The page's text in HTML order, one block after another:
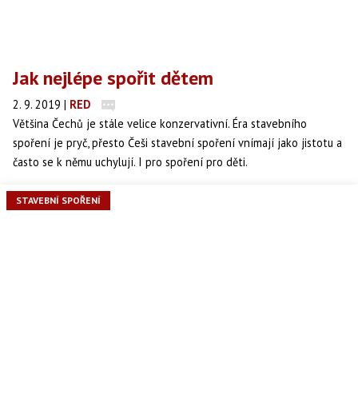
Jak nejlépe spořit dětem
2. 9. 2019 | RED
Většina Čechů je stále velice konzervativní. Éra stavebního
spoření je pryč, přesto Češi stavební spoření vnímají jako jistotu a
často se k němu uchylují. I pro spoření pro děti.
STAVEBNÍ SPOŘENÍ